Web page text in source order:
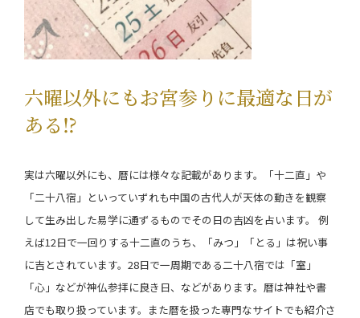
六曜以外にもお宮参りに最適な日が
ある⁉
実は六曜以外にも、暦には様々な記載があります。「十二直」や
「二十八宿」といっていずれも中国の古代人が天体の動きを観察
して生み出した易学に通ずるものでその日の吉凶を占います。 例
えば12日で一回りする十二直のうち、「みつ」「とる」は祝い事
に吉とされています。28日で一周期である二十八宿では「室」
「心」などが神仏参拝に良き日、などがあります。暦は神社や書
店でも取り扱っています。また暦を扱った専門なサイトでも紹介さ